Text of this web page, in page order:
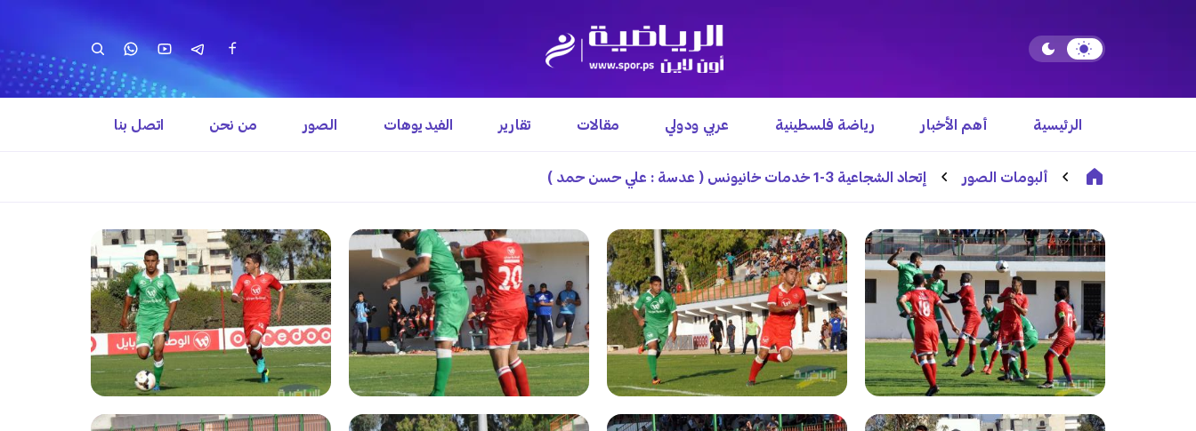
الرئيسية أهم الأخبار رياضة فلسطينية عربي ودولي مقالات تقارير الفيديوهات الصور من نحن اتصل بنا
ألبومات الصور إتحاد الشجاعية 3-1 خدمات خانيونس ( عدسة : علي حسن حمد )